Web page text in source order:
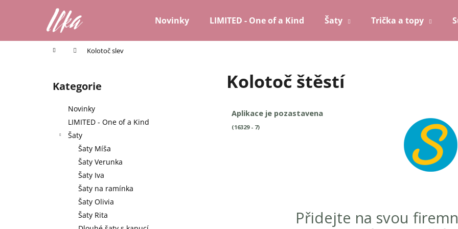
Novinky LIMITED - One of a Kind Šaty Trička a topy
Domů Kolotoč slev
Přeskočit
kategorie
Kategorie
Novinky
LIMITED - One of a Kind
Šaty
Šaty Míša
Šaty Verunka
Šaty Iva
Šaty na ramínka
Šaty Olivia
Šaty Rita
Kolotoč štěstí
í
Zpět
do
Zpět
do